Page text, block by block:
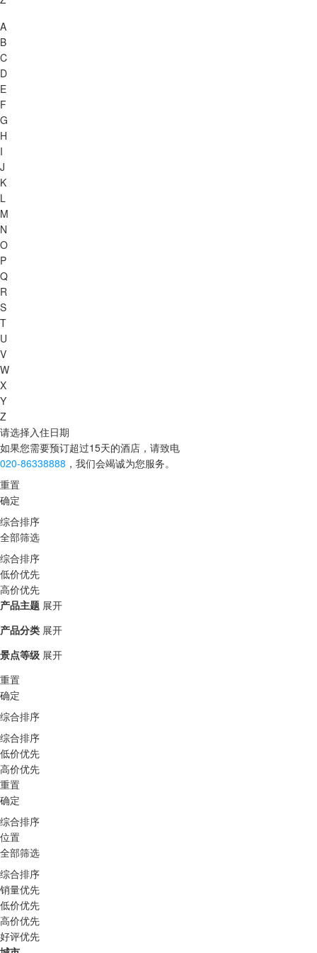
A
B
C
D
E
F
G
H
I
J
K
L
M
N
O
P
Q
R
S
T
U
V
W
X
Y
Z
请选择入住日期
如果您需要预订超过15天的酒店，请致电
020-86338888 ，我们会竭诚为您服务。
重置
确定
综合排序
全部筛选
综合排序
低价优先
高价优先
产品主题 展开
产品分类 展开
景点等级 展开
重置
确定
综合排序
综合排序
低价优先
高价优先
重置
确定
综合排序
位置
全部筛选
综合排序
销量优先
低价优先
高价优先
好评优先